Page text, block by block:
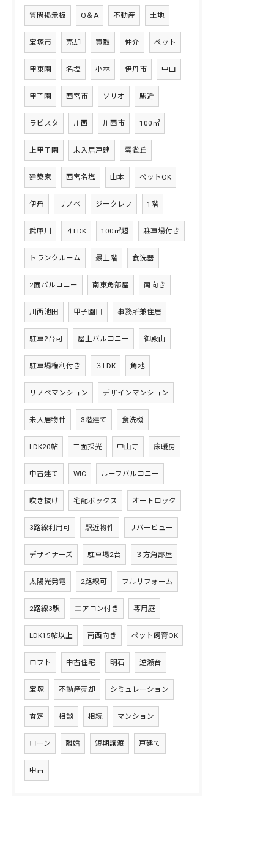
質問掲示板 Q＆A 不動産 土地
宝塚市 売却 買取 仲介 ペット
甲東園 名塩 小林 伊丹市 中山
甲子園 西宮市 ソリオ 駅近
ラビスタ 川西 川西市 100㎡
上甲子園 未入居戸建 雲雀丘
建築家 西宮名塩 山本 ペットOK
伊丹 リノベ ジークレフ 1階
武庫川 ４LDK 100㎡超 駐車場付き
トランクルーム 最上階 食洗器
2面バルコニー 南東角部屋 南向き
川西池田 甲子園口 事務所兼住居
駐車2台可 屋上バルコニー 御殿山
駐車場権利付き ３LDK 角地
リノベマンション デザインマンション
未入居物件 3階建て 食洗機
LDK20帖 二面採光 中山寺 床暖房
中古建て WIC ルーフバルコニー
吹き抜け 宅配ボックス オートロック
3路線利用可 駅近物件 リバービュー
デザイナーズ 駐車場2台 ３方角部屋
太陽光発電 2路線可 フルリフォーム
2路線3駅 エアコン付き 専用庭
LDK15帖以上 南西向き ペット飼育OK
ロフト 中古住宅 明石 逆瀬台
宝塚 不動産売却 シミュレーション
査定 相談 相続 マンション
ローン 離婚 短期譲渡 戸建て
中古